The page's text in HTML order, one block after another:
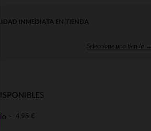
INMEDIATA EN TIENDA
Seleccione una tienda →
4,95 €